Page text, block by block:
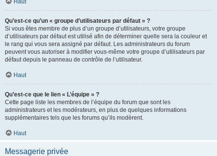
Haut
Qu’est-ce qu’un « groupe d’utilisateurs par défaut » ?
Si vous êtes membre de plus d’un groupe d’utilisateurs, votre groupe
d’utilisateurs par défaut est utilisé afin de déterminer quelle sera la couleur et
le rang qui vous sera assigné par défaut. Les administrateurs du forum
peuvent vous autoriser à modifier vous-même votre groupe d’utilisateurs par
défaut depuis le panneau de contrôle de l’utilisateur.
Haut
Qu’est-ce que le lien « L’équipe » ?
Cette page liste les membres de l’équipe du forum que sont les
administrateurs et les modérateurs, en plus de quelques informations
supplémentaires tels que les forums qu’ils modèrent.
Haut
Messagerie privée